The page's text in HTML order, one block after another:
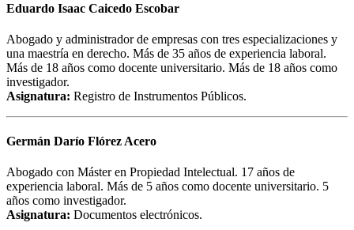
Eduardo Isaac Caicedo Escobar
Abogado y administrador de empresas con tres especializaciones y
una maestría en derecho. Más de 35 años de experiencia laboral.
Más de 18 años como docente universitario. Más de 18 años como
investigador.
Asignatura: Registro de Instrumentos Públicos.
Germán Darío Flórez Acero
Abogado con Máster en Propiedad Intelectual. 17 años de
experiencia laboral. Más de 5 años como docente universitario. 5
años como investigador.
Asignatura: Documentos electrónicos.